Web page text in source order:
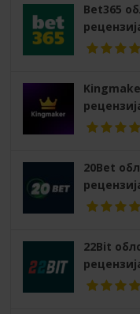
Bet365
20Bet
22Bit